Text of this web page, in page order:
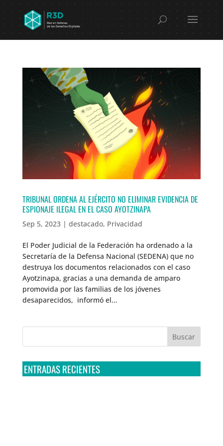
TRIBUNAL ORDENA AL EJÉRCITO NO ELIMINAR EVIDENCIA DE
ESPIONAJE ILEGAL EN EL CASO AYOTZINAPA
Sep 5, 2023| destacado, Privacidad
El Poder Judicial de la Federación ha ordenado a la
Secretaría de la Defensa Nacional (SEDENA) que no
destruya los documentos relacionados con el caso
Ayotzinapa, gracias a una demanda de amparo
promovida por las familias de los jóvenes
desaparecidos, informó el...
ENTRADAS RECIENTES